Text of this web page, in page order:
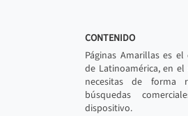
CONTENIDO
Páginas Amarillas es
de Latinoamérica, en
necesitas de forma
búsquedas
dispositivo.